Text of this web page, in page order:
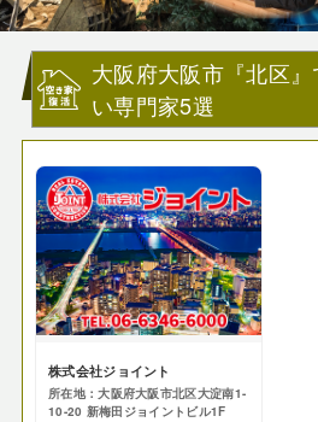
大阪府大阪市『北区
い専門家5選
株式会社ジョイント
所在地：大阪府大阪市北区大淀南1-
10-20 新梅田ジョイントビル1F